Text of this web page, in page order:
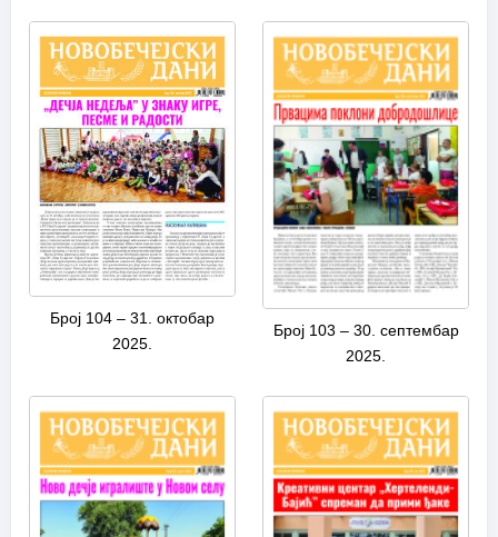
Број 104 – 31. октобар
2025.
Број 103 – 30. септембар
2025.